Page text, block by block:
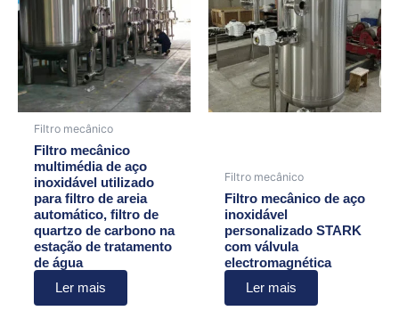
Filtro mecânico
Filtro mecânico
multimédia de aço
inoxidável utilizado
para filtro de areia
automático, filtro de
quartzo de carbono na
estação de tratamento
de água
Ler mais
Filtro mecânico
Filtro mecânico de aço
inoxidável
personalizado STARK
com válvula
electromagnética
Ler mais